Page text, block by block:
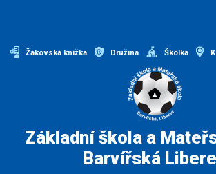
Žákovská knížka Družina Školka
Základní škola a
Barvířská